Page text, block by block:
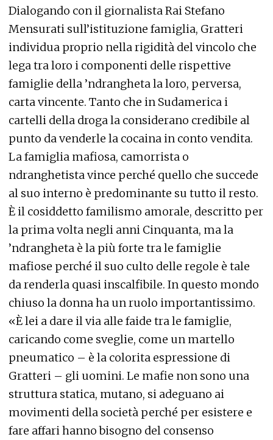
Dialogando con il giornalista Rai Stefano
Mensurati sull’istituzione famiglia, Gratteri
individua proprio nella rigidità del vincolo che
lega tra loro i componenti delle rispettive
famiglie della ’ndrangheta la loro, perversa,
carta vincente. Tanto che in Sudamerica i
cartelli della droga la considerano credibile al
punto da venderle la cocaina in conto vendita.
La famiglia mafiosa, camorrista o
ndranghetista vince perché quello che succede
al suo interno è predominante su tutto il resto.
È il cosiddetto familismo amorale, descritto per
la prima volta negli anni Cinquanta, ma la
’ndrangheta è la più forte tra le famiglie
mafiose perché il suo culto delle regole è tale
da renderla quasi inscalfibile. In questo mondo
chiuso la donna ha un ruolo importantissimo.
«È lei a dare il via alle faide tra le famiglie,
caricando come sveglie, come un martello
pneumatico – è la colorita espressione di
Gratteri – gli uomini. Le mafie non sono una
struttura statica, mutano, si adeguano ai
movimenti della società perché per esistere e
fare affari hanno bisogno del consenso